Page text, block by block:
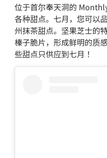
位于首尔奉天洞的
各种甜点。七月，您可以
州抹茶甜点。坚果芝士的
榛子脆片，形成鲜明的质
些甜点只供应到七月！